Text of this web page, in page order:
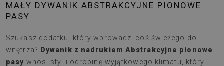
MAŁY DYWANIK ABSTRAKCYJNE PIONOWE
PASY
Szukasz dodatku, który wprowadzi coś świeżego do
wnętrza? Dywanik z nadrukiem Abstrakcyjne pionowe
pasy wnosi styl i odrobinę wyjątkowego klimatu, który